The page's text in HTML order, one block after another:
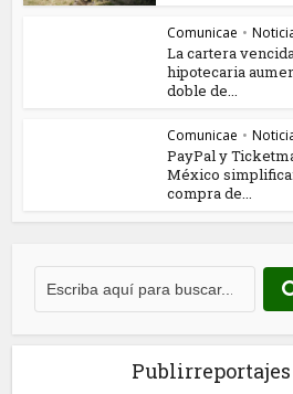
Comunicae •
La cartera
hipotecaria
doble de...
Comunicae •
PayPal y
México
compra de...
Publirreportajes